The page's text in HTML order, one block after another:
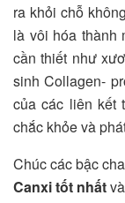
ra khỏi chỗ
là vôi hóa thành
cần thiết như
sinh Collagen-
của các liên kết
chắc khỏe và
Chúc các bậc
Canxi tốt nhất